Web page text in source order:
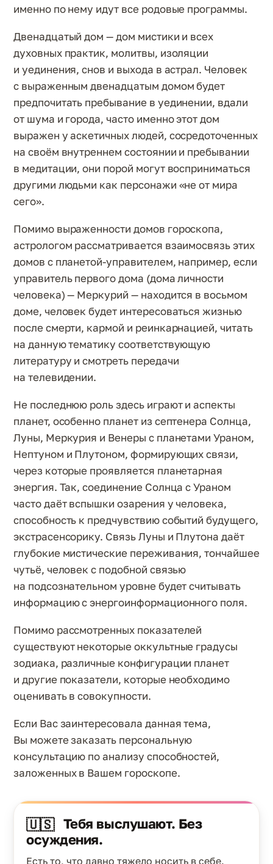
именно по нему идут все родовые программы.
Двенадцатый дом — дом мистики и всех
духовных практик, молитвы, изоляции
и уединения, снов и выхода в астрал. Человек
с выраженным двенадцатым домом будет
предпочитать пребывание в уединении, вдали
от шума и города, часто именно этот дом
выражен у аскетичных людей, сосредоточенных
на своём внутреннем состоянии и пребывании
в медитации, они порой могут восприниматься
другими людьми как персонажи «не от мира
сего».
Помимо выраженности домов гороскопа,
астрологом рассматривается взаимосвязь этих
домов с планетой-управителем, например, если
управитель первого дома (дома личности
человека) — Меркурий — находится в восьмом
доме, человек будет интересоваться жизнью
после смерти, кармой и реинкарнацией, читать
на данную тематику соответствующую
литературу и смотреть передачи
на телевидении.
Не последнюю роль здесь играют и аспекты
планет, особенно планет из септенера Солнца,
Луны, Меркурия и Венеры с планетами Ураном,
Нептуном и Плутоном, формирующих связи,
через которые проявляется планетарная
энергия. Так, соединение Солнца с Ураном
часто даёт вспышки озарения у человека,
способность к предчувствию событий будущего,
экстрасенсорику. Связь Луны и Плутона даёт
глубокие мистические переживания, тончайшее
чутьё, человек с подобной связью
на подсознательном уровне будет считывать
информацию с энергоинформационного поля.
Помимо рассмотренных показателей
существуют некоторые оккультные градусы
зодиака, различные конфигурации планет
и другие показатели, которые необходимо
оценивать в совокупности.
Если Вас заинтересовала данная тема,
Вы можете заказать персональную
консультацию по анализу способностей,
заложенных в Вашем гороскопе.
🇺🇸 Тебя выслушают. Без
осуждения.
Есть то, что давно тяжело носить в себе.